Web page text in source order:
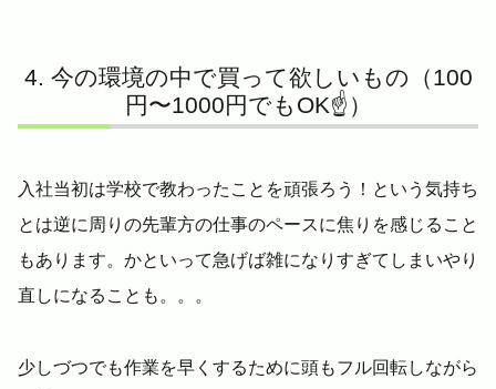
今の環境の中で買って欲しいもの（100
円〜1000円でもOK☝️）
入社当初は学校で教わったことを頑張ろう！という気持ち
とは逆に周りの先輩方の仕事のペースに焦りを感じること
もあります。かといって急げば雑になりすぎてしまいやり
直しになることも。。。
少しづつでも作業を早くするために頭もフル回転しながら